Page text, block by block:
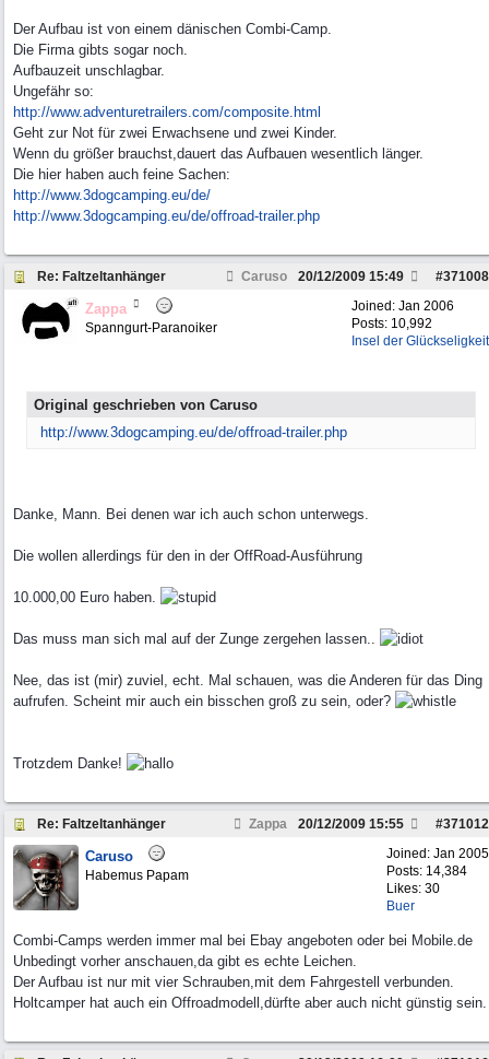
Der Aufbau ist von einem dänischen Combi-Camp.
Die Firma gibts sogar noch.
Aufbauzeit unschlagbar.
Ungefähr so:
http://www.adventuretrailers.com/composite.html
Geht zur Not für zwei Erwachsene und zwei Kinder.
Wenn du größer brauchst,dauert das Aufbauen wesentlich länger.
Die hier haben auch feine Sachen:
http://www.3dogcamping.eu/de/
http://www.3dogcamping.eu/de/offroad-trailer.php
Re: Faltzeltanhänger Caruso #371008
20/12/2009 15:49
Joined: Jan 2006
Posts: 10,992
Insel der Glückseligkeit
Zappa
Spanngurt-Paranoiker
Original geschrieben von Caruso
http://www.3dogcamping.eu/de/offroad-trailer.php
Danke, Mann. Bei denen war ich auch schon unterwegs.
Die wollen allerdings für den in der OffRoad-Ausführung
10.000,00 Euro haben.
Das muss man sich mal auf der Zunge zergehen lassen..
Nee, das ist (mir) zuviel, echt. Mal schauen, was die Anderen für das Ding
aufrufen. Scheint mir auch ein bisschen groß zu sein, oder?
Trotzdem Danke!
Re: Faltzeltanhänger Zappa #371012
20/12/2009 15:55
Joined: Jan 2005
Posts: 14,384
Likes: 30
Buer
Caruso
Habemus Papam
Combi-Camps werden immer mal bei Ebay angeboten oder bei Mobile.de
Unbedingt vorher anschauen,da gibt es echte Leichen.
Der Aufbau ist nur mit vier Schrauben,mit dem Fahrgestell verbunden.
Holtcamper hat auch ein Offroadmodell,dürfte aber auch nicht günstig sein.